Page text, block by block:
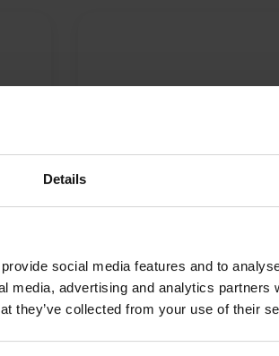
Details
social media features and to
media, advertising and analytics partners
they’ve collected from your use of their